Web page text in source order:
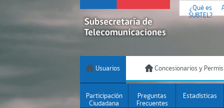
¿Qué es
SUBTEL?
Usuarios Concesionarios y
Participación
Ciudadana
Preguntas
Frecuentes
Estadísticas